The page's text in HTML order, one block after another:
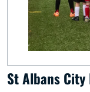
St Albans